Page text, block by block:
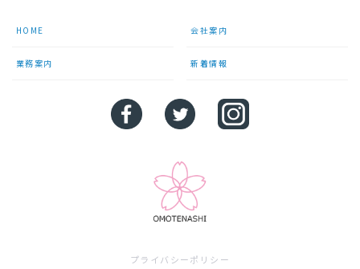
HOME 会社案内
業務案内 新着情報
プライバシーポリシー